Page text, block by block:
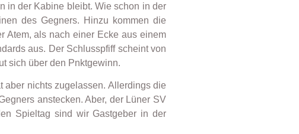
in der Kabine bleibt. Wie schon in der
des Gegners. Hinzu kommen die
Atem, als nach einer Ecke aus einem
aus. Der Schlusspfiff scheint von
sich über den Pnktgewinn.
aber nichts zugelassen. Allerdings die
anstecken. Aber, der Lüner SV
Spieltag sind wir Gastgeber in der